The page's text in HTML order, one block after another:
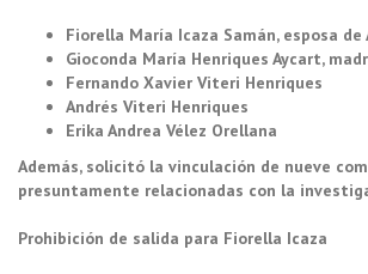
Fiorella María Icaza Samán, esposa de
Gioconda María Henriques Aycart,
Fernando Xavier Viteri Henriques
Andrés Viteri Henriques
Erika Andrea Vélez Orellana
Además, solicitó la vinculación de nueve
presuntamente relacionadas con la
Prohibición de salida para Fiorella Icaza